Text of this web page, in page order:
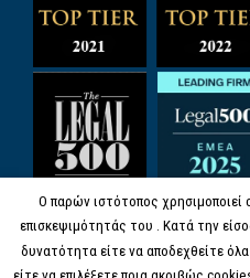
Ο παρών ιστότοπος
επισκεψιμότητάς του . Κατά την
δυνατότητα είτε να αποδεχθείτε